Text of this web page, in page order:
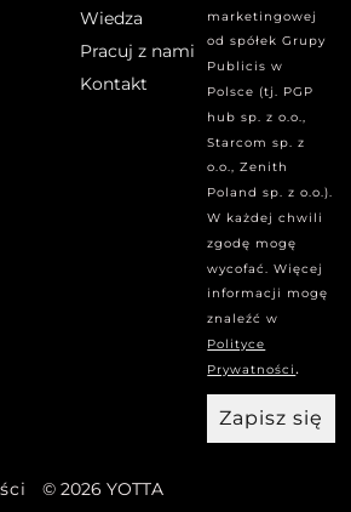
Wiedza
Pracuj z nami
Kontakt
marketingowej
od spółek Grupy
Publicis w
Polsce (tj. PGP
hub sp. z o.o.,
Starcom sp. z
o.o., Zenith
Poland sp. z o.o.).
W każdej chwili
zgodę mogę
wycofać. Więcej
informacji mogę
znaleźć w
Polityce
Prywatności.
Zapisz się
© 2026 YOTTA